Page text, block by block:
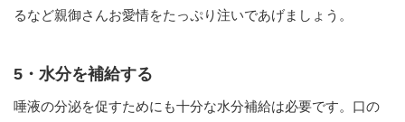
るなど親御さんお愛情をたっぷり注いであげましょう。
5・水分を補給する
唾液の分泌を促すためにも十分な水分補給は必要です。口の